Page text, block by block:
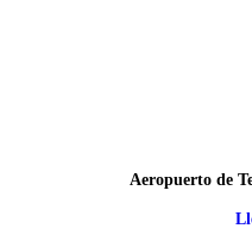
Aeropuerto de